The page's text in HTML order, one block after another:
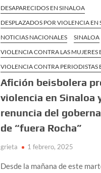
DESAPARECIDOS EN SINALOA
DESPLAZADOS POR VIOLENCIA EN
NOTICIAS NACIONALES
SINALOA
VIOLENCIA CONTRA LAS MUJERES
VIOLENCIA CONTRA PERIODISTAS
Afición beisbolera
violencia en Sinaloa
renuncia del
de “fuera Rocha”
grieta 1 febrero, 2025
Desde la mañana de este